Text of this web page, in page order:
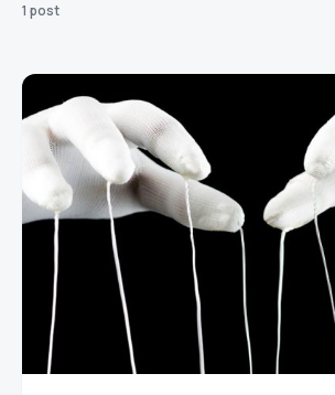
1 post